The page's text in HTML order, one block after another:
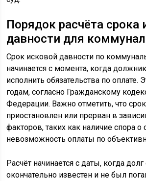
Порядок расчёта срока
давности для
Срок исковой давности по
начинается с момента, когда
исполнить обязательства по оплате.
годам, согласно Гражданскому
Федерации. Важно отметить, что
приостановлен или прерван в
факторов, таких как наличие спора
невозможность оплаты по
Расчёт начинается с даты, когда долг
окончательно известен и не был